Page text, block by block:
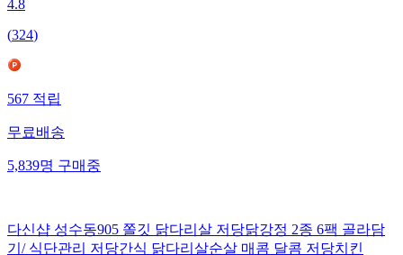
4.8
(324)
567적립
무료배송
5,839명구매중
다신샵 성수동905 쫄깃 닭다리살 저당닭강정 2종 6팩 골라담
기/ 식단관리 저당간식 닭다리살순살 매콤 달콤 저당치킨